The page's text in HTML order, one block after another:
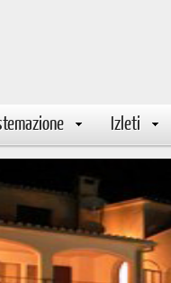
Izleti